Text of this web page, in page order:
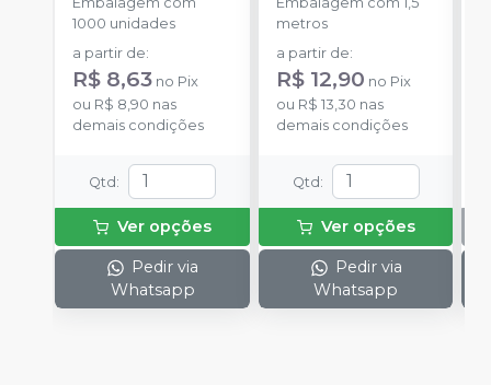
1000 unidades
a partir de:
R$ 8,63 no Pix
ou R$ 8,90 nas
demais condições
Qtd:
Ver opções
Pedir via
Whatsapp
metros
a partir de:
R$ 12,90 no Pix
ou R$ 13,30 nas
demais condições
Qtd:
Ver opções
Pedir via
Whatsapp